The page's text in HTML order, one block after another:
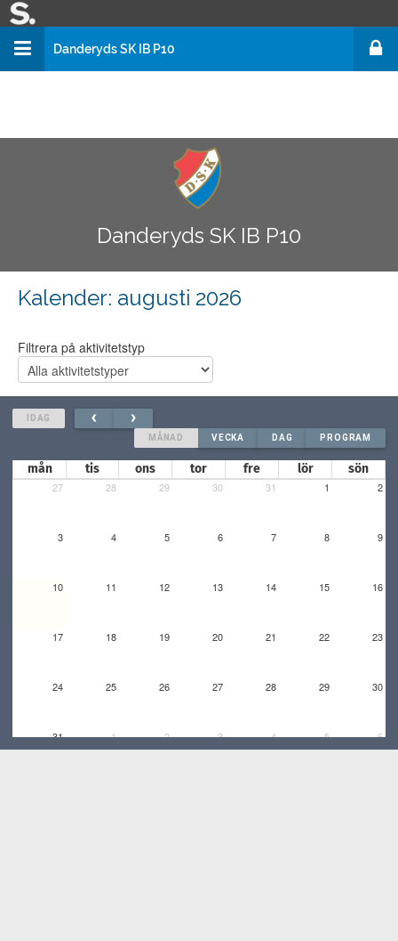
Danderyds SK FotbollDanderyds SK Innebandy Danderyds SK IB P10
Danderyds SK IB P10
Danderyds SK IB P10
Kalender: augusti 2026
Filtrera på aktivitetstyp
IDAG
MÅNAD
VECKA DAG PROGRAM
mån tis ons tor fre lör sön
27 28 29 30 31 1 2
3 4 5 6 7 8 9
10 11 12 13 14 15 16
17 18 19 20 21 22 23
24 25 26 27 28 29 30
31 1 2 3 4 5 6